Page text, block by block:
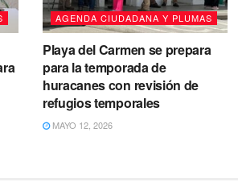
AGENDA CIUDADANA Y PLUMAS
Playa del Carmen se prepara
para la temporada de
huracanes con revisión de
refugios temporales
MAYO 12, 2026